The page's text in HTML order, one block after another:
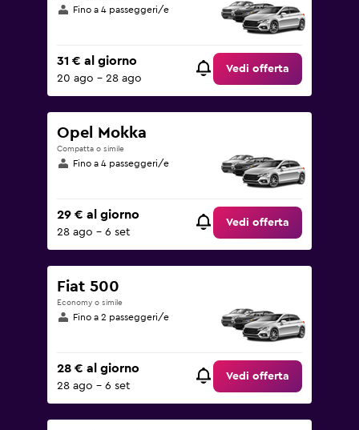
Fino a 4 passeggeri/e
31 € al giorno
20 ago - 28 ago
Vedi offerta
Opel Mokka
Compatta o simile
Fino a 4 passeggeri/e
29 € al giorno
28 ago - 6 set
Vedi offerta
Fiat 500
Economy o simile
Fino a 2 passeggeri/e
28 € al giorno
28 ago - 6 set
Vedi offerta